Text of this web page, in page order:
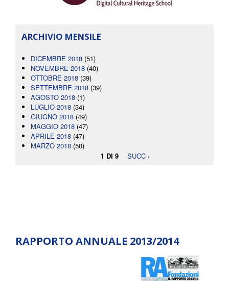
ARCHIVIO MENSILE
DICEMBRE 2018 (51)
NOVEMBRE 2018 (40)
OTTOBRE 2018 (39)
SETTEMBRE 2018 (39)
AGOSTO 2018 (1)
LUGLIO 2018 (34)
GIUGNO 2018 (49)
MAGGIO 2018 (47)
APRILE 2018 (47)
MARZO 2018 (50)
1 DI 9
SUCC ›
RAPPORTO ANNUALE 2013/2014